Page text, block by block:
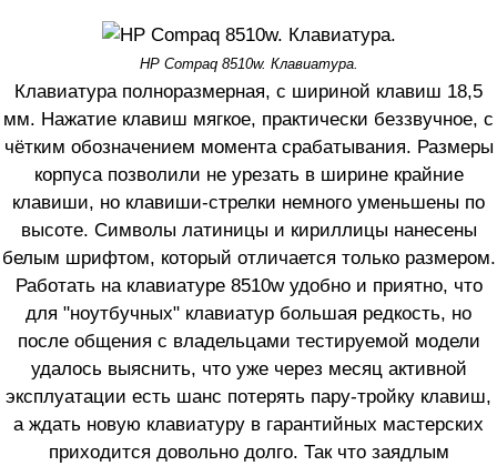
HP Compaq 8510w. Клавиатура.
Клавиатура полноразмерная, с шириной клавиш 18,5
мм. Нажатие клавиш мягкое, практически беззвучное, с
чётким обозначением момента срабатывания. Размеры
корпуса позволили не урезать в ширине крайние
клавиши, но клавиши-стрелки немного уменьшены по
высоте. Символы латиницы и кириллицы нанесены
белым шрифтом, который отличается только размером.
Работать на клавиатуре 8510w удобно и приятно, что
для "ноутбучных" клавиатур большая редкость, но
после общения с владельцами тестируемой модели
удалось выяснить, что уже через месяц активной
эксплуатации есть шанс потерять пару-тройку клавиш,
а ждать новую клавиатуру в гарантийных мастерских
приходится довольно долго. Так что заядлым